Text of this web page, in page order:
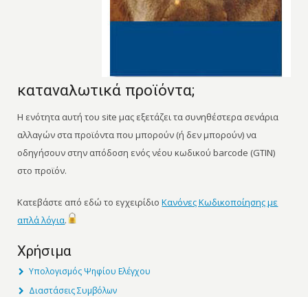
καταναλωτικά προϊόντα;
Η ενότητα αυτή του site μας εξετάζει τα συνηθέστερα σενάρια
αλλαγών στα προϊόντα που μπορούν (ή δεν μπορούν) να
οδηγήσουν στην απόδοση ενός νέου κωδικού barcode (GTIN)
στο προϊόν.
Κατεβάστε από εδώ το εγχειρίδιοΚανόνες Κωδικοποίησης με
απλά λόγια.
Χρήσιμα
Υπολογισμός Ψηφίου Ελέγχου
Διαστάσεις Συμβόλων